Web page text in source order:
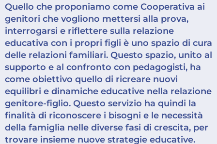
Quello che proponiamo come Cooperativa ai
genitori che vogliono mettersi alla prova,
interrogarsi e riflettere sulla relazione
educativa con i propri figli è uno spazio di cura
delle relazioni familiari. Questo spazio, unito al
supporto e al confronto con pedagogisti, ha
come obiettivo quello di ricreare nuovi
equilibri e dinamiche educative nella relazione
genitore-figlio. Questo servizio ha quindi la
finalità di riconoscere i bisogni e le necessità
della famiglia nelle diverse fasi di crescita, per
trovare insieme nuove strategie educative.